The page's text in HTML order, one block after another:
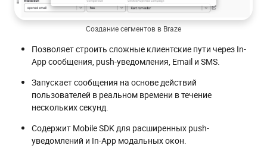
Создание сегментов в Braze
Позволяет строить сложные клиентские пути через In-
App сообщения, push-уведомления, Email и SMS.
Запускает сообщения на основе действий
пользователей в реальном времени в течение
нескольких секунд.
Содержит Mobile SDK для расширенных push-
уведомлений и In-App модальных окон.